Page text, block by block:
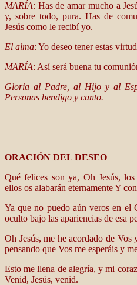
MARÍA: Has de amar mucho a
y, sobre todo, pura. Has de
Jesús como le recibí yo.
El alma: Yo deseo tener estas
MARÍA: Así será buena tu
Gloria al Padre, al Hijo y al
Personas bendigo y canto.
ORACIÓN DEL DESEO
Qué felices son ya, Oh Jesús,
ellos os alabarán eternamente Y
Ya que no puedo aún veros en el
oculto bajo las apariencias de esa
Oh Jesús, me he acordado de
pensando que Vos me esperáis y
Esto me llena de alegría, y mi
Venid, Jesús, venid.